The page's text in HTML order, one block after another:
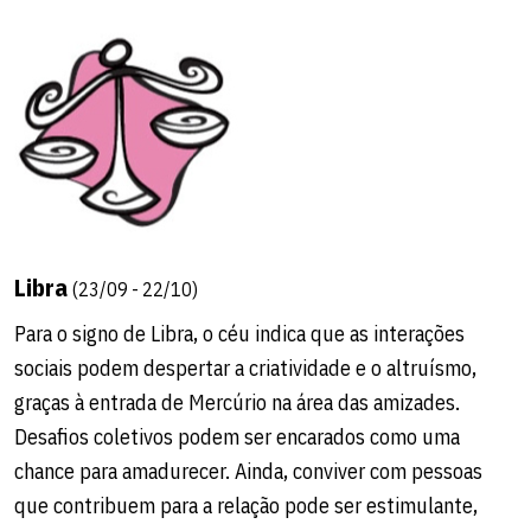
Libra (23/09 - 22/10)
Para o signo de Libra, o céu indica que as interações
sociais podem despertar a criatividade e o altruísmo,
graças à entrada de Mercúrio na área das amizades.
Desafios coletivos podem ser encarados como uma
chance para amadurecer. Ainda, conviver com pessoas
que contribuem para a relação pode ser estimulante,